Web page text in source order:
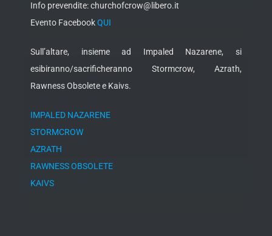
Info prevendite: churchofcrow@libero.it
Evento FacebookQUI
Sull’altare, insieme ad Impaled Nazarene, si
esibiranno/sacrificheranno Stormcrow, Azrath,
Rawness Obsolete e Kaivs.
IMPALED NAZARENE
STORMCROW
AZRATH
RAWNESS OBSOLETE
KAIVS